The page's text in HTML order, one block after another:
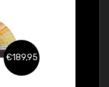
€189,95